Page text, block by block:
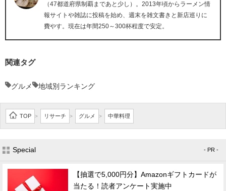
（47都道府県制覇まであと少し）。2013年頃からラーメン情
報サイトや雑誌に投稿を始め、週末を雑文書きと新店巡りに
費やす。現在は年間250～300杯程度で安定。
関連タグ
グルメ 地域別ランキング
TOP > リサーチ > グルメ > 中華料理
Special - PR -
【抽選で5,000円分】Amazonギフトカードが
当たる！読者アンケート実施中